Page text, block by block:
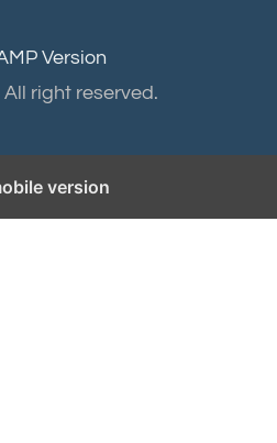
Version
right reserved.
version